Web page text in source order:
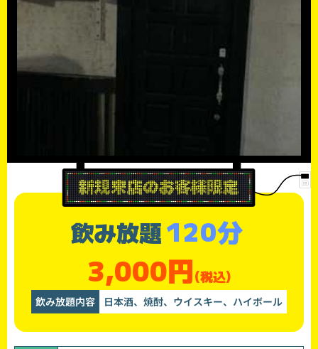
飲み放題120分
3,000円(税込)
飲み放題内容 日本酒、焼酎、ウイスキー、ハイボール